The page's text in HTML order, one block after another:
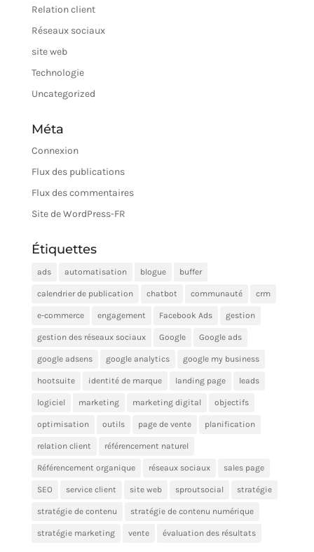
Relation client
Réseaux sociaux
site web
Technologie
Uncategorized
Méta
Connexion
Flux des publications
Flux des commentaires
Site de WordPress-FR
Étiquettes
ads automatisation blogue buffer
calendrier de publication chatbot communauté crm
e-commerce engagement Facebook Ads gestion
gestion des réseaux sociaux Google Google ads
google adsens google analytics google my business
hootsuite identité de marque landing page leads
logiciel marketing marketing digital objectifs
optimisation outils page de vente planification
relation client référencement naturel
Référencement organique réseaux sociaux sales page
SEO service client site web sproutsocial stratégie
stratégie de contenu stratégie de contenu numérique
stratégie marketing vente évaluation des résultats